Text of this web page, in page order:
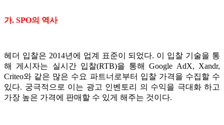
가. SPO의 역사
헤더 입찰은 2014년에 업계 표준이 되었다. 이 입찰 기술을 통
해 게시자는 실시간 입찰(RTB)을 통해 Google AdX, Xandr,
Criteo와 같은 많은 수요 파트너로부터 입찰 가격을 수집할 수
있다. 궁극적으로 이는 광고 인벤토리 의 수익을 극대화 하고
가장 높은 가격에 판매할 수 있게 해주는 것이다.